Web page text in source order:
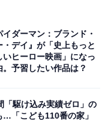
過去も……。見直
羅するため、その
なくありません。
たちにとって、会
ました。
イダーマン：ブランド・
・デイ』が「史上もっと
いヒーロー映画」になっ
。予習したい作品は？
「駆け込み実績ゼロ」の
…「こども110番の家」